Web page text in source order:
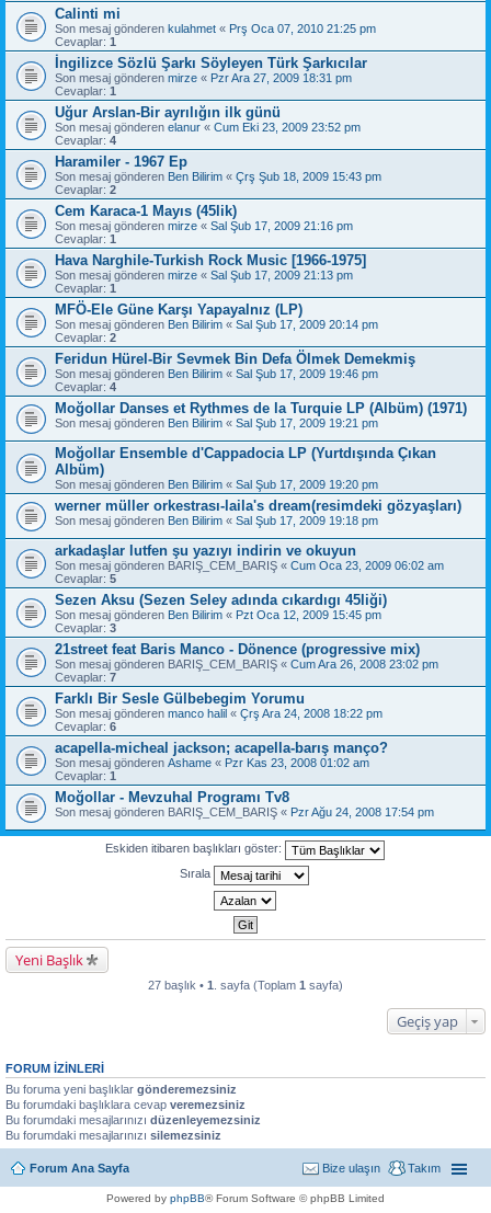
Calinti mi
Son mesaj gönderen kulahmet « Prş Oca 07, 2010 21:25 pm
Cevaplar: 1
İngilizce Sözlü Şarkı Söyleyen Türk Şarkıcılar
Son mesaj gönderen mirze « Pzr Ara 27, 2009 18:31 pm
Cevaplar: 1
Uğur Arslan-Bir ayrılığın ilk günü
Son mesaj gönderen elanur « Cum Eki 23, 2009 23:52 pm
Cevaplar: 4
Haramiler - 1967 Ep
Son mesaj gönderen Ben Bilirim « Çrş Şub 18, 2009 15:43 pm
Cevaplar: 2
Cem Karaca-1 Mayıs (45lik)
Son mesaj gönderen mirze « Sal Şub 17, 2009 21:16 pm
Cevaplar: 1
Hava Narghile-Turkish Rock Music [1966-1975]
Son mesaj gönderen mirze « Sal Şub 17, 2009 21:13 pm
Cevaplar: 1
MFÖ-Ele Güne Karşı Yapayalnız (LP)
Son mesaj gönderen Ben Bilirim « Sal Şub 17, 2009 20:14 pm
Cevaplar: 2
Feridun Hürel-Bir Sevmek Bin Defa Ölmek Demekmiş
Son mesaj gönderen Ben Bilirim « Sal Şub 17, 2009 19:46 pm
Cevaplar: 4
Moğollar Danses et Rythmes de la Turquie LP (Albüm) (1971)
Son mesaj gönderen Ben Bilirim « Sal Şub 17, 2009 19:21 pm
Moğollar Ensemble d'Cappadocia LP (Yurtdışında Çıkan
Albüm)
Son mesaj gönderen Ben Bilirim « Sal Şub 17, 2009 19:20 pm
werner müller orkestrası-laila's dream(resimdeki gözyaşları)
Son mesaj gönderen Ben Bilirim « Sal Şub 17, 2009 19:18 pm
arkadaşlar lutfen şu yazıyı indirin ve okuyun
Son mesaj gönderen BARIŞ_CEM_BARIŞ « Cum Oca 23, 2009 06:02 am
Cevaplar: 5
Sezen Aksu (Sezen Seley adında cıkardıgı 45liği)
Son mesaj gönderen Ben Bilirim « Pzt Oca 12, 2009 15:45 pm
Cevaplar: 3
21street feat Baris Manco - Dönence (progressive mix)
Son mesaj gönderen BARIŞ_CEM_BARIŞ « Cum Ara 26, 2008 23:02 pm
Cevaplar: 7
Farklı Bir Sesle Gülbebegim Yorumu
Son mesaj gönderen manco halil « Çrş Ara 24, 2008 18:22 pm
Cevaplar: 6
acapella-micheal jackson; acapella-barış manço?
Son mesaj gönderen Ashame « Pzr Kas 23, 2008 01:02 am
Cevaplar: 1
Moğollar - Mevzuhal Programı Tv8
Son mesaj gönderen BARIŞ_CEM_BARIŞ « Pzr Ağu 24, 2008 17:54 pm
Eskiden itibaren başlıkları göster:
Sırala
Yeni Başlık
27 başlık • 1 . sayfa (Toplam 1 sayfa)
Geçiş yap
FORUM IZINLERI
Bu foruma yeni başlıklar gönderemezsiniz
Bu forumdaki başlıklara cevap veremezsiniz
Bu forumdaki mesajlarınızı düzenleyemezsiniz
Bu forumdaki mesajlarınızı silemezsiniz
Forum Ana Sayfa Takım
Bize ulaşın
Powered by phpBB® Forum Software © phpBB Limited